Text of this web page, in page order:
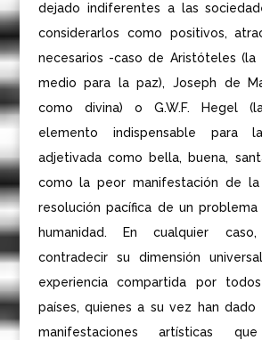
dejado indiferentes a las
considerarlos como positivos,
necesarios -caso de Aristóteles (la
medio para la paz), Joseph de
como divina) o G.W.F. Hegel
elemento indispensable para
adjetivada como bella, buena,
como la peor manifestación de la
resolución pacífica de un
humanidad. En cualquier
contradecir su dimensión
experiencia compartida por
países, quienes a su vez han dado
manifestaciones artísticas